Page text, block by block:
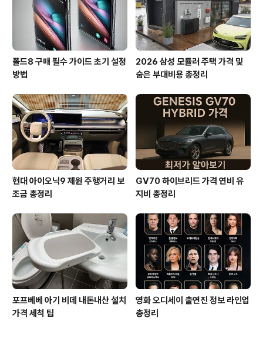
폴드8 구매 필수 가이드 초기 설정
방법
2026 삼성 모듈러 주택 가격 및
숨은 부대비용 총정리
현대 아이오닉9 제원 주행거리 보
조금 총정리
GV70 하이브리드 가격 연비 유
지비 총정리
포프베베 아기 비데 내돈내산 설치
가격 세척 팁
영화 오디세이 출연진 정보 라인업
총정리